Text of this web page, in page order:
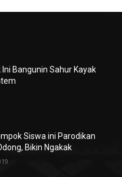
Ini Bangunin Sahur Kayak
Siswa ini Parodikan
Bikin Ngakak